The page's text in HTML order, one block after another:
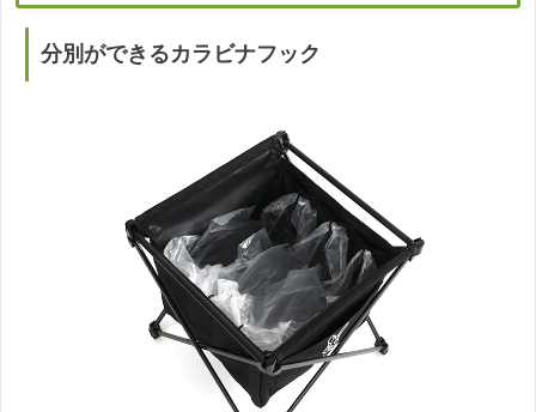
分別ができるカラビナフック